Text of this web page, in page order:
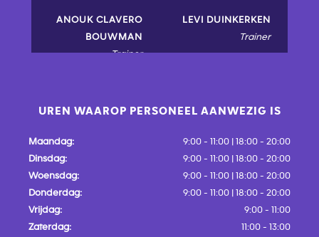
ANOUK CLAVERO
BOUWMAN
Trainer
LEVI DUINKERKEN
Trainer
UREN WAAROP PERSONEEL AANWEZIG IS
Maandag:
9:00 - 11:00 | 18:00 - 20:00
Dinsdag:
9:00 - 11:00 | 18:00 - 20:00
Woensdag:
9:00 - 11:00 | 18:00 - 20:00
Donderdag:
9:00 - 11:00 | 18:00 - 20:00
Vrijdag:
9:00 - 11:00
Zaterdag:
11:00 - 13:00